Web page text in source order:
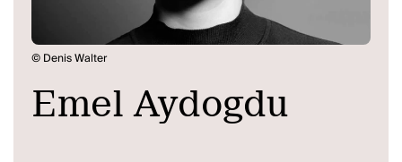
© Denis Walter
Emel Aydogdu